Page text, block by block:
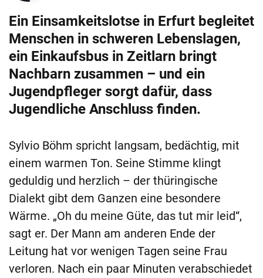
Ein Einsamkeitslotse in Erfurt begleitet
Menschen in schweren Lebenslagen,
ein Einkaufsbus in Zeitlarn bringt
Nachbarn zusammen – und ein
Jugendpfleger sorgt dafür, dass
Jugendliche Anschluss finden.
Sylvio Böhm spricht langsam, bedächtig, mit
einem warmen Ton. Seine Stimme klingt
geduldig und herzlich – der thüringische
Dialekt gibt dem Ganzen eine besondere
Wärme. „Oh du meine Güte, das tut mir leid“,
sagt er. Der Mann am anderen Ende der
Leitung hat vor wenigen Tagen seine Frau
verloren. Nach ein paar Minuten verabschiedet